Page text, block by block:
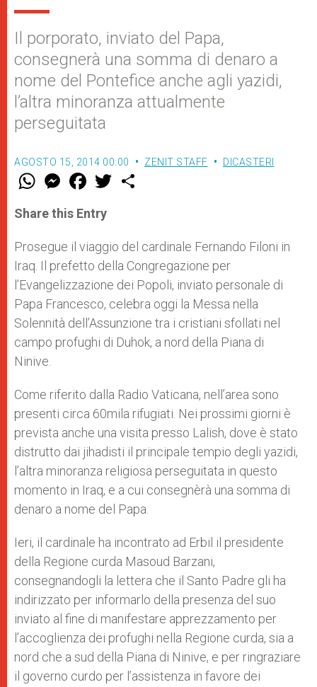
Il porporato, inviato del Papa,
consegnerà una somma di denaro a
nome del Pontefice anche agli yazidi,
l’altra minoranza attualmente
perseguitata
AGOSTO 15, 2014 00:00 ZENIT STAFF DICASTERI
W
t
s
p
p
M
e
s
e
g
e
r
F
a
e
b
o
k
w
r
Share this Entry
Prosegue il viaggio del cardinale Fernando Filoni in
Iraq. Il prefetto della Congregazione per
l’Evangelizzazione dei Popoli, inviato personale di
Papa Francesco, celebra oggi la Messa nella
Solennità dell’Assunzione tra i cristiani sfollati nel
campo profughi di Duhok, a nord della Piana di
Ninive.
Come riferito dalla Radio Vaticana, nell’area sono
presenti circa 60mila rifugiati. Nei prossimi giorni è
prevista anche una visita presso Lalish, dove è stato
distrutto dai jihadisti il principale tempio degli yazidi,
l’altra minoranza religiosa perseguitata in questo
momento in Iraq, e a cui consegnèrà una somma di
denaro a nome del Papa.
Ieri, il cardinale ha incontrato ad Erbil il presidente
della Regione curda Masoud Barzani,
consegnandogli la lettera che il Santo Padre gli ha
indirizzato per informarlo della presenza del suo
inviato al fine di manifestare apprezzamento per
l’accoglienza dei profughi nella Regione curda, sia a
nord che a sud della Piana di Ninive, e per ringraziare
il governo curdo per l’assistenza in favore dei